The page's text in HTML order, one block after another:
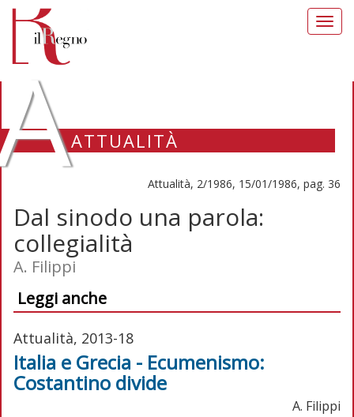
ATTUALITÀ
Attualità, 2/1986, 15/01/1986, pag. 36
Dal sinodo una parola:
collegialità
A. Filippi
Leggi anche
Attualità, 2013-18
Italia e Grecia - Ecumenismo:
Costantino divide
A. Filippi